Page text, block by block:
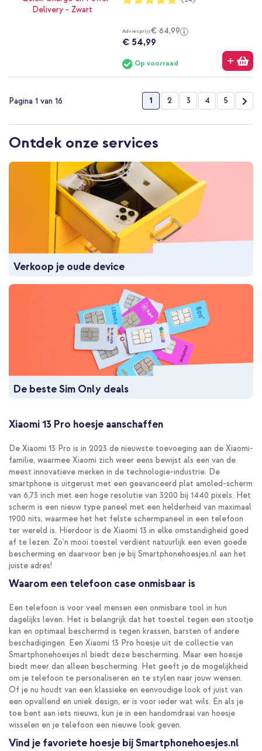
96%
Adviesprijs€ 64,99
€ 54,99
Op voorraad
Pagina 1 van 16 Pagina
U lees momenteel pagina
1 Pagina
2 Pagina
3 Pagina
4 Pagina
5
Ontdek onze services
Verkoop je oude device
De beste Sim Only deals
Xiaomi 13 Pro hoesje aanschaffen
De Xiaomi 13 Pro is in 2023 de nieuwste toevoeging aan de Xiaomi-
familie, waarmee Xiaomi zich weer eens bewijst als een van de
meest innovatieve merken in de technologie-industrie. De
smartphone is uitgerust met een geavanceerd plat amoled-scherm
van 6,73 inch met een hoge resolutie van 3200 bij 1440 pixels. Het
scherm is een nieuw type paneel met een helderheid van maximaal
1900 nits, waarmee het het felste schermpaneel in een telefoon
ter wereld is. Hierdoor is de Xiaomi 13 in elke omstandigheid goed
af te lezen. Zo’n mooi toestel verdient natuurlijk een even goede
bescherming en daarvoor ben je bij Smartphonehoesjes.nl aan het
juiste adres!
Waarom een telefoon case onmisbaar is
Een telefoon is voor veel mensen een onmisbare tool in hun
dagelijks leven. Het is belangrijk dat het toestel tegen een stootje
kan en optimaal beschermd is tegen krassen, barsten of andere
beschadigingen. Een Xiaomi 13 Pro hoesje uit de collectie van
Smartphonehoesjes.nl biedt deze bescherming. Maar een hoesje
biedt meer dan alleen bescherming. Het geeft je de mogelijkheid
om je telefoon te personaliseren en te stylen naar jouw wensen.
Of je nu houdt van een klassieke en eenvoudige look of juist van
een opvallend en uniek design, er is voor ieder wat wils. En als je
toe bent aan iets nieuws, kun je in een handomdraai van hoesje
wisselen en je telefoon een nieuwe look geven.
Vind je favoriete hoesje bij Smartphonehoesjes.nl